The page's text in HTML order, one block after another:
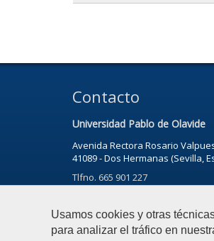
Usamos cookies y otras
para analizar el tráfico en
Contacto
Universidad Pablo de Olavide
Avenida Rectora Rosario
41089 - Dos Hermanas (Sevilla,
Tlfno. 665 901 227